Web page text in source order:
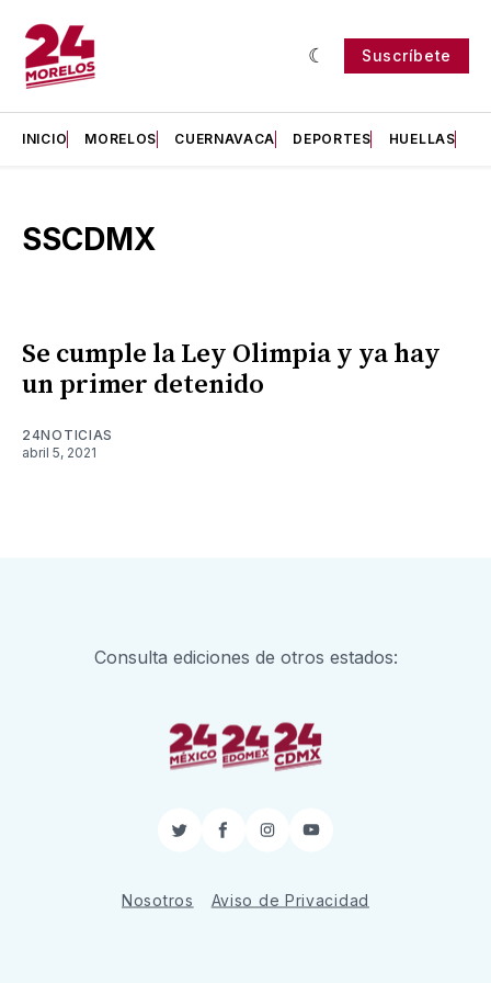
Suscríbete
INICIO MORELOS CUERNAVACA DEPORTES HUELLAS
SSCDMX
Se cumple la Ley Olimpia y ya hay
un primer detenido
24NOTICIAS
abril 5, 2021
Consulta ediciones de otros estados:
TwitterFacebook
InstagramYouTube
Nosotros Aviso de Privacidad